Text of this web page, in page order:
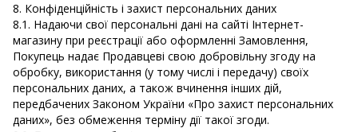
8. Конфіденційність і захист персональних даних
8.1. Надаючи свої персональні дані на сайті Інтернет-
магазину при реєстрації або оформленні Замовлення,
Покупець надає Продавцеві свою добровільну згоду на
обробку, використання (у тому числі і передачу) своїх
персональних даних, а також вчинення інших дій,
передбачених Законом України «Про захист персональних
даних», без обмеження терміну дії такої згоди.